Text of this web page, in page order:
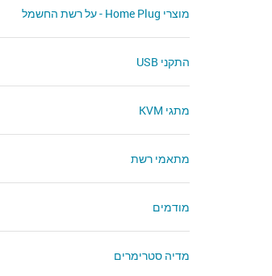
מוצרי Home Plug - על רשת החשמל
התקני USB
מתגי KVM
מתאמי רשת
מודמים
מדיה סטרימרים